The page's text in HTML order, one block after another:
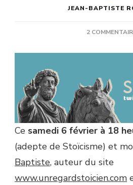
JEAN-BAPTISTE
2
Ce samedi 6 février à 18
(adepte de Stoïcisme) et
Baptiste, auteur du site
www.unregardstoicien.com